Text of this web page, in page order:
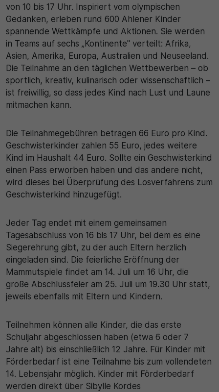
von 10 bis 17 Uhr. Inspiriert vom olympischen
Gedanken, erleben rund 600 Ahlener Kinder
spannende Wettkämpfe und Aktionen. Sie werden
in Teams auf sechs „Kontinente" verteilt: Afrika,
Asien, Amerika, Europa, Australien und Neuseeland.
Die Teilnahme an den täglichen Wettbewerben – ob
sportlich, kreativ, kulinarisch oder wissenschaftlich –
ist freiwillig, so dass jedes Kind nach Lust und Laune
mitmachen kann.
Die Teilnahmegebühren betragen 66 Euro pro Kind.
Geschwisterkinder zahlen 55 Euro, jedes weitere
Kind im Haushalt 44 Euro. Sollte ein Geschwisterkind
einen Pass erworben haben und das andere nicht,
wird dieses bei Überprüfung des Losverfahrens zum
Geschwisterkind hinzugefügt.
Jeder Tag endet mit einem gemeinsamen
Tagesabschluss von 16 bis 17 Uhr, bei dem es eine
Siegerehrung gibt, zu der auch Eltern herzlich
eingeladen sind. Die feierliche Eröffnung der
Mammutspiele findet am 14. Juli um 16 Uhr, die
große Abschlussfeier am 25. Juli um 19.30 Uhr statt,
jeweils ebenfalls mit Eltern und Kindern.
Teilnehmen können alle Kinder, die das erste
Schuljahr abgeschlossen haben (etwa 6 oder 7
Jahre alt) bis einschließlich 12 Jahre. Für Kinder mit
Förderbedarf ist eine Teilnahme bis zum vollendeten
14. Lebensjahr möglich. Kinder mit Förderbedarf
werden direkt über Sibylle Kordes